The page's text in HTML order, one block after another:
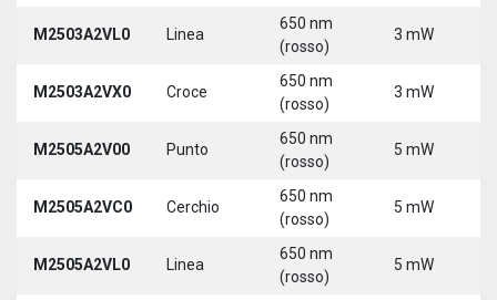
M2503A2VL0 Linea
650 nm
(rosso)
3 mW
M2503A2VX0 Croce
650 nm
(rosso)
3 mW
M2505A2V00 Punto
650 nm
(rosso)
5 mW
M2505A2VC0 Cerchio
650 nm
(rosso)
5 mW
M2505A2VL0 Linea
650 nm
(rosso)
5 mW